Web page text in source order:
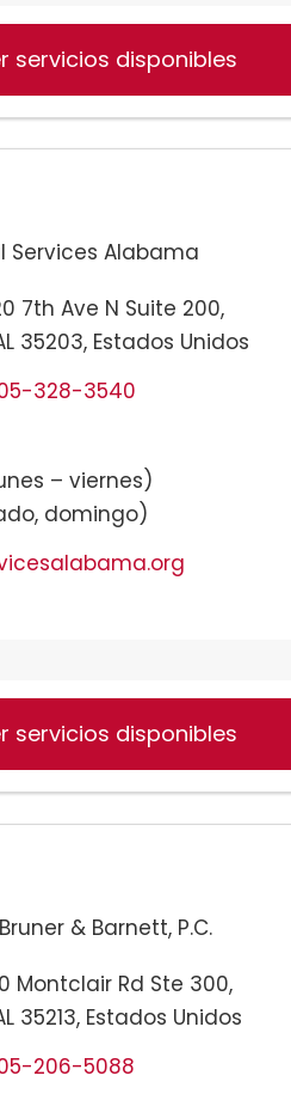
servicios disponibles
Services Alabama
7th Ave N Suite 200,
35203, Estados Unidos
328-3540
– viernes)
domingo)
servicios disponibles
& Barnett, P.C.
Montclair Rd Ste 300,
35213, Estados Unidos
206-5088